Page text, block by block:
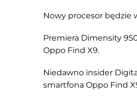
Nowy procesor będzie
Premiera Dimensity
Oppo Find X9.
Niedawno insider
smartfona Oppo Find